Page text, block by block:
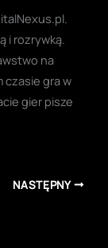
i rozrywką.
na
czasie gra w
gier pisze
NASTĘPNY